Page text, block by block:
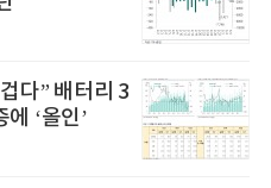
다” 배터리 3
‘올인’